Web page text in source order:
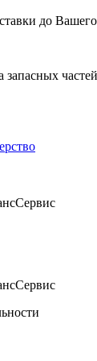
до
запасных